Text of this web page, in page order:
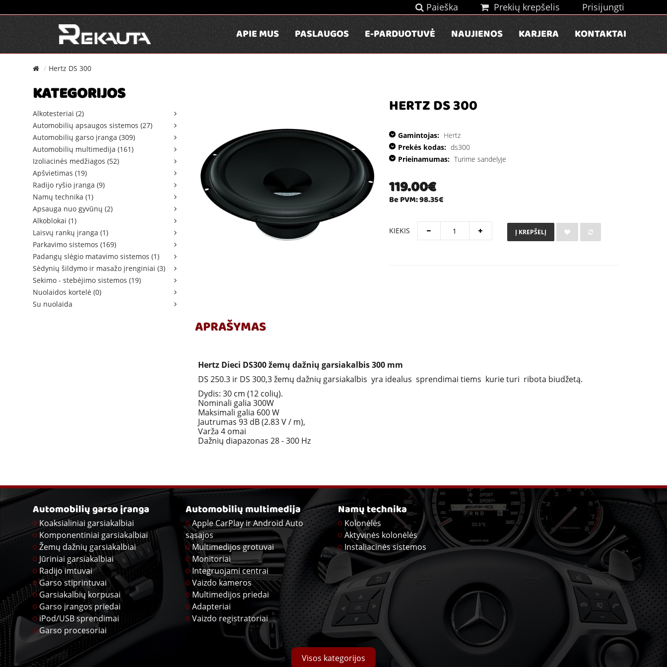
Paieška Prekių krepšelis Prisijungti
APIE MUS PASLAUGOS E-PARDUOTUVĖ NAUJIENOS KARJERA KONTAKTAI
Hertz DS 300
KATEGORIJOS
Alkotesteriai (2)
Automobilių apsaugos sistemos (27)
Automobilių garso įranga (309)
Automobilių multimedija (161)
Izoliacinės medžiagos (52)
Apšvietimas (19)
Radijo ryšio įranga (9)
Namų technika (1)
Apsauga nuo gyvūnų (2)
Alkoblokai (1)
Laisvų rankų įranga (1)
Parkavimo sistemos (169)
Padangų slėgio matavimo sistemos (1)
Sėdynių šildymo ir masažo įrenginiai (3)
Sekimo - stebėjimo sistemos (19)
Nuolaidos kortelė (0)
Su nuolaida
HERTZ DS 300
Gamintojas: Hertz
Prekės kodas: ds300
Prieinamumas: Turime sandelyje
119.00€
Be PVM: 98.35€
KIEKIS Į KREPŠELĮ
APRAŠYMAS
Hertz Dieci DS300 žemų dažnių garsiakalbis 300 mm
DS 250.3 ir DS 300,3 žemų dažnių garsiakalbis yra idealus sprendimai tiems kurie turi ribota biudžetą.
Dydis: 30 cm (12 colių).
Nominali galia 300W
Maksimali galia 600 W
Jautrumas 93 dB (2.83 V / m),
Varža 4 omai
Dažnių diapazonas 28 - 300 Hz
Automobilių garso įranga
Koaksialiniai garsiakalbiai
Komponentiniai garsiakalbiai
Žemų dažnių garsiakalbiai
Jūriniai garsiakalbiai
Radijo imtuvai
Garso stiprintuvai
Garsiakalbių korpusai
Garso įrangos priedai
iPod/USB sprendimai
Garso procesoriai
Automobilių multimedija
Apple CarPlay ir Android Auto
sąsajos
Multimedijos grotuvai
Monitoriai
Integruojami centrai
Vaizdo kameros
Multimedijos priedai
Adapteriai
Vaizdo registratoriai
Namų technika
Kolonėlės
Aktyvinės kolonėlės
Instaliacinės sistemos
Visos kategorijos